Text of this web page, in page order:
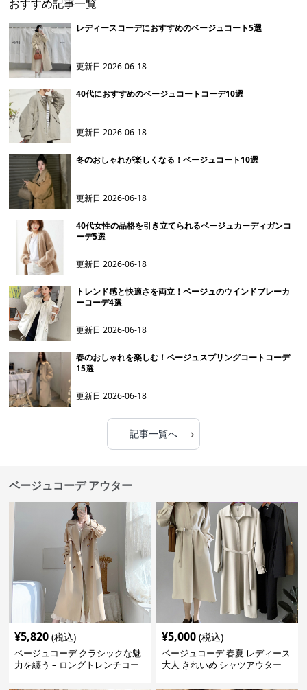
おすすめ記事一覧
レディースコーデにおすすめのベージュコート5選
更新日2026-06-18
40代におすすめのベージュコートコーデ10選
更新日2026-06-18
冬のおしゃれが楽しくなる！ベージュコート10選
更新日2026-06-18
40代女性の品格を引き立てられるベージュカーディガンコ
ーデ5選
更新日2026-06-18
トレンド感と快適さを両立！ベージュのウインドブレーカ
ーコーデ4選
更新日2026-06-18
春のおしゃれを楽しむ！ベージュスプリングコートコーデ
15選
更新日2026-06-18
記事一覧へ ›
ベージュコーデ アウター
¥5,820 (税込)
ベージュコーデ クラシックな魅
力を纏う – ロングトレンチコー
¥5,000 (税込)
ベージュコーデ 春夏 レディース
大人 きれいめ シャツアウター